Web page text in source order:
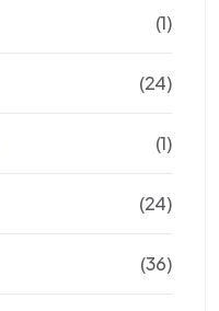
(1)
(24)
(1)
(24)
(36)